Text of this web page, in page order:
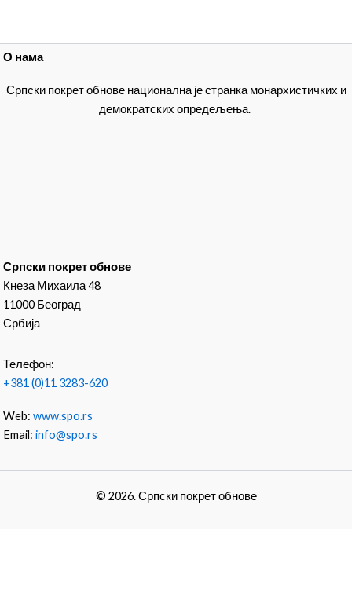
О нама
Српски покрет обнове национална је странка монархистичких и
демократских опредељења.
Српски покрет обнове
Кнеза Михаила 48
11000 Београд
Србија
Телефон:
+381 (0)11 3283-620
Web:www.spo.rs
Email:info@spo.rs
© 2026. Српски покрет обнове